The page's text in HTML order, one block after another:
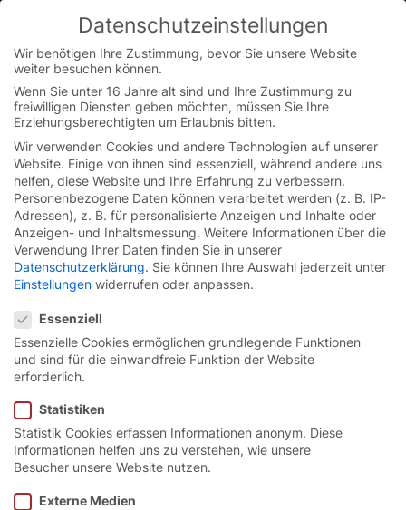
You are currently on the Austrian German website.
Switch to the English version.
Skip
content
Zuverlässiger und
innovativer
Explosionsschutz.
Datenschutzeinstellungen
Wir benötigen Ihre Zustimmung, bevor Sie unsere Website
weiter besuchen können.
Wenn Sie unter 16 Jahre alt sind und Ihre Zustimmung zu
freiwilligen Diensten geben möchten, müssen Sie Ihre
Erziehungsberechtigten um Erlaubnis bitten.
Wir verwenden Cookies und andere Technologien auf unserer
Website. Einige von ihnen sind essenziell, während andere uns
helfen, diese Website und Ihre Erfahrung zu verbessern.
Personenbezogene Daten können verarbeitet werden (z. B. IP-
Adressen), z. B. für personalisierte Anzeigen und Inhalte oder
Anzeigen- und Inhaltsmessung. Weitere Informationen über die
Verwendung Ihrer Daten finden Sie in unserer
Datenschutzerklärung. Sie können Ihre Auswahl jederzeit unter
Einstellungen widerrufen oder anpassen.
Essenziell
Essenzielle Cookies ermöglichen grundlegende Funktionen
und sind für die einwandfreie Funktion der Website
erforderlich.
Statistiken
Statistik Cookies erfassen Informationen anonym. Diese
Informationen helfen uns zu verstehen, wie unsere
Besucher unsere Website nutzen.
Externe Medien